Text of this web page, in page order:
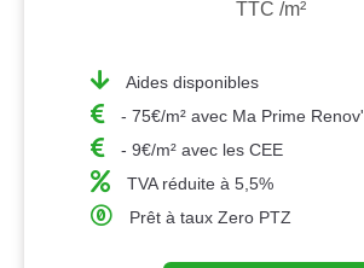
TTC /m²
Aides disponibles
- 75€/m² avec Ma Prime Renov'
- 9€/m² avec les CEE
TVA réduite à 5,5%
Prêt à taux Zero PTZ